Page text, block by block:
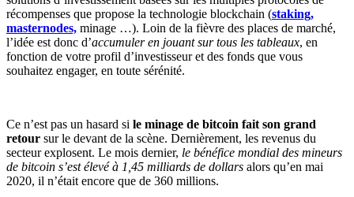
récompenses que propose la technologie blockchain (staking,
masternodes, minage …). Loin de la fièvre des places de marché,
l’idée est donc d’accumuler en jouant sur tous les tableaux, en
fonction de votre profil d’investisseur et des fonds que vous
souhaitez engager, en toute sérénité.
Ce n’est pas un hasard si le minage de bitcoin fait son grand
retour sur le devant de la scène. Dernièrement, les revenus du
secteur explosent. Le mois dernier, le bénéfice mondial des mineurs
de bitcoin s’est élevé à 1,45 milliards de dollars alors qu’en mai
2020, il n’était encore que de 360 millions.